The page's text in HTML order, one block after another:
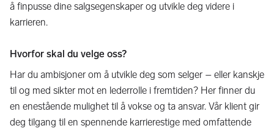
å finpusse dine salgsegenskaper og utvikle deg videre i
karrieren.
Hvorfor skal du velge oss?
Har du ambisjoner om å utvikle deg som selger – eller kanskje
til og med sikter mot en lederrolle i fremtiden? Her finner du
en enestående mulighet til å vokse og ta ansvar. Vår klient gir
deg tilgang til en spennende karrierestige med omfattende